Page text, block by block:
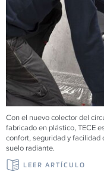
Con el nuevo colector del
fabricado en plástico, TECE
confort, seguridad y
suelo radiante.
LEER ARTÍCULO